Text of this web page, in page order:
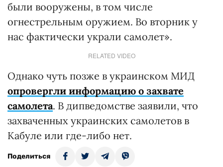
были вооружены, в том числе
огнестрельным оружием. Во вторник у
нас фактически украли самолет».
RELATED VIDEO
Однако чуть позже в украинском МИД
опровергли информацию о захвате
самолета. В дипведомстве заявили, что
захваченных украинских самолетов в
Кабуле или где-либо нет.
Поделиться